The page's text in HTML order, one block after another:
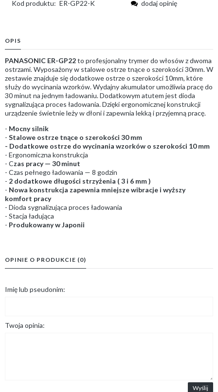
Kod produktu: ER-GP22-K
dodaj opinię
OPIS
PANASONIC ER-GP22to profesjonalny trymer do włosów z dwoma
ostrzami. Wyposażony w stalowe ostrze tnące o szerokości 30mm. W
zestawie znajduje się dodatkowe ostrze o szerokości 10mm, które
służy do wycinania wzorków. Wydajny akumulator umożliwia pracę do
30 minut na jednym ładowaniu. Dodatkowym atutem jest dioda
sygnalizująca proces ładowania. Dzięki ergonomicznej konstrukcji
urządzenie świetnie leży w dłoni i zapewnia lekką i przyjemną pracę.
- Mocny silnik
- Stalowe ostrze tnące o szerokości 30 mm
- Dodatkowe ostrze do wycinania wzorków o szerokości 10 mm
- Ergonomiczna konstrukcja
- Czas pracy — 30 minut
- Czas pełnego ładowania — 8 godzin
- 2 dodatkowe długości strzyżenia ( 3 i 6 mm )
- Nowa konstrukcja zapewnia mniejsze wibracje i wyższy
komfort pracy
- Dioda sygnalizująca proces ładowania
- Stacja ładująca
- Produkowany w Japonii
OPINIE O PRODUKCIE (0)
Imię lub pseudonim:
Twoja opinia:
Wyślij